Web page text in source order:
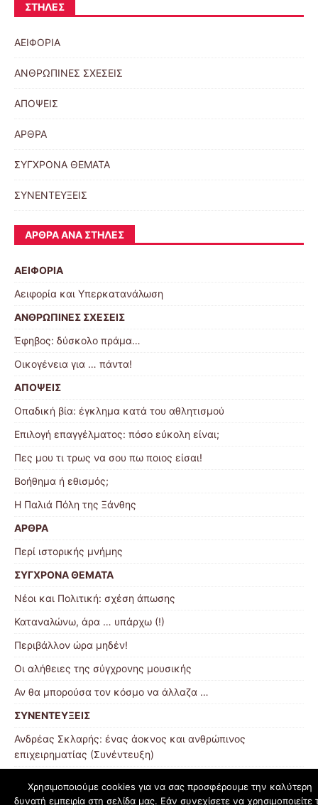
ΣΤΉΛΕΣ
ΑΕΙΦΟΡΙΑ
ΑΝΘΡΩΠΙΝΕΣ ΣΧΕΣΕΙΣ
ΑΠΟΨΕΙΣ
ΑΡΘΡΑ
ΣΥΓΧΡΟΝΑ ΘΕΜΑΤΑ
ΣΥΝΕΝΤΕΥΞΕΙΣ
ΆΡΘΡΑ ΑΝΆ ΣΤΉΛΕΣ
ΑΕΙΦΟΡΙΑ
Αειφορία και Υπερκατανάλωση
ΑΝΘΡΩΠΙΝΕΣ ΣΧΕΣΕΙΣ
Έφηβος: δύσκολο πράμα…
Οικογένεια για … πάντα!
ΑΠΟΨΕΙΣ
Οπαδική βία: έγκλημα κατά του αθλητισμού
Επιλογή επαγγέλματος: πόσο εύκολη είναι;
Πες μου τι τρως να σου πω ποιος είσαι!
Βοήθημα ή εθισμός;
Η Παλιά Πόλη της Ξάνθης
ΑΡΘΡΑ
Περί ιστορικής μνήμης
ΣΥΓΧΡΟΝΑ ΘΕΜΑΤΑ
Νέοι και Πολιτική: σχέση άπωσης
Καταναλώνω, άρα … υπάρχω (!)
Περιβάλλον ώρα μηδέν!
Οι αλήθειες της σύγχρονης μουσικής
Αν θα μπορούσα τον κόσμο να άλλαζα …
ΣΥΝΕΝΤΕΥΞΕΙΣ
Ανδρέας Σκλαρής: ένας άοκνος και ανθρώπινος
επιχειρηματίας (Συνέντευξη)
Χρησιμοποιούμε cookies για να σας προσφέρουμε την καλύτερη
δυνατή εμπειρία στη σελίδα μας. Εάν συνεχίσετε να χρησιμοποιείτε